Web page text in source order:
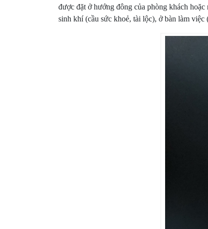
được đặt ở hướng đông của phòng khách
sinh khí (cầu sức khoẻ, tài lộc), ở bàn làm